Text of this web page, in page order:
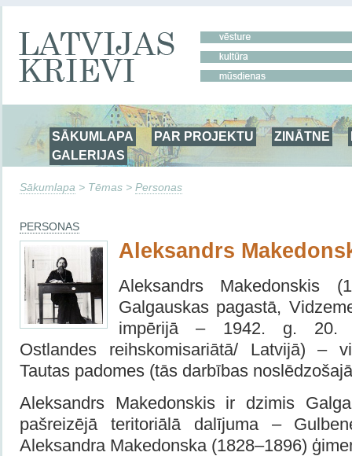
SĀKUMLAPA PAR PROJEKTU ZINĀTNE
GALERIJAS
Sākumlapa > Tēmas > Personas
PERSONAS
Aleksandrs
Aleksandrs Makedonskis
Galgauskas pagastā,
impērijā – 1942. g. 20.
Ostlandes reihskomisariātā/ Latvijā) –
Tautas padomes (tās darbības
Aleksandrs Makedonskis ir dzimis
pašreizējā teritoriālā dalījuma –
Aleksandra Makedonska (1828–1896)